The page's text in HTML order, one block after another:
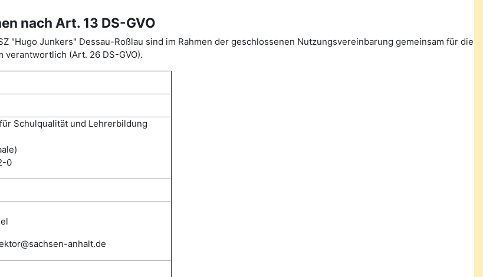
nach Art. 13 DS-GVO
"Hugo Junkers" Dessau-Roßlau sind im Rahmen der geschlossenen Nutzungsvereinbarung gemeinsam für die
(Art. 26 DS-GVO).
Schulqualität und Lehrerbildung
0
anhalt.de